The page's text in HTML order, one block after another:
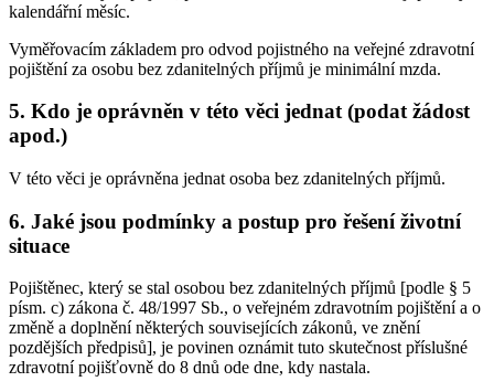
kalendářní měsíc.
Vyměřovacím základem pro odvod pojistného na veřejné zdravotní
pojištění za osobu bez zdanitelných příjmů je minimální mzda.
5. Kdo je oprávněn v této věci jednat (podat žádost
apod.)
V této věci je oprávněna jednat osoba bez zdanitelných příjmů.
6. Jaké jsou podmínky a postup pro řešení životní
situace
Pojištěnec, který se stal osobou bez zdanitelných příjmů [podle § 5
písm. c) zákona č. 48/1997 Sb., o veřejném zdravotním pojištění a o
změně a doplnění některých souvisejících zákonů, ve znění
pozdějších předpisů], je povinen oznámit tuto skutečnost příslušné
zdravotní pojišťovně do 8 dnů ode dne, kdy nastala.